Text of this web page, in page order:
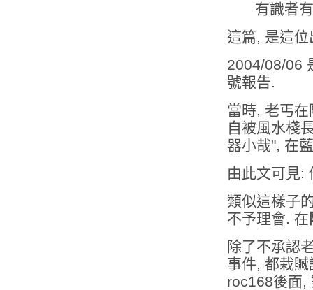
有識者
這篇, 是這
2004/08/06
號報告.
當時, 老丐
自被風水棧
器小哉", 在
由此文可見:
類似這樣子
不予理會. 在
除了不承認
事件, 都栽
roc168後面,